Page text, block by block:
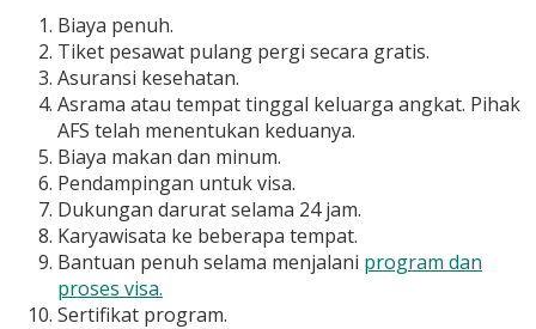
Biaya penuh.
Tiket pesawat pulang pergi secara gratis.
Asuransi kesehatan.
Asrama atau tempat tinggal keluarga angkat. Pihak
AFS telah menentukan keduanya.
Biaya makan dan minum.
Pendampingan untuk visa.
Dukungan darurat selama 24 jam.
Karyawisata ke beberapa tempat.
Bantuan penuh selama menjalani program dan
proses visa.
Sertifikat program.